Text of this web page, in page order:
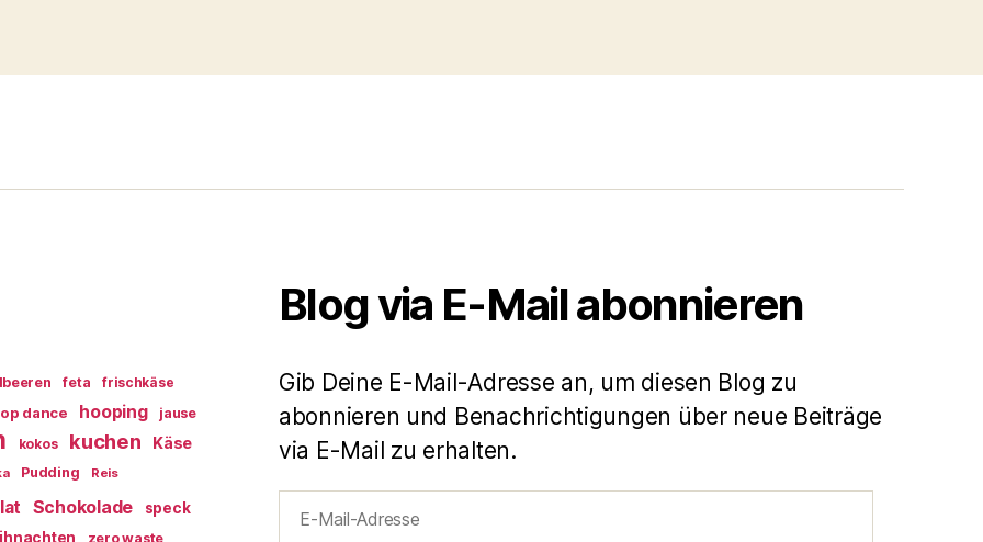
feta frischkäse
dance hooping jause
kokos kuchen Käse
Pudding Reis
Schokolade
speck
zero waste
Blog via E-Mail abonnieren
Gib Deine E-Mail-Adresse an, um diesen Blog zu
abonnieren und Benachrichtigungen über neue Beiträge
via E-Mail zu erhalten.
Mail-